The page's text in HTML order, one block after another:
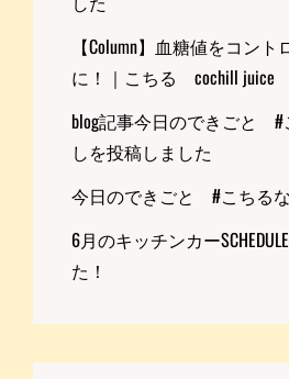
【Column】血糖値をコン
に！｜こちる cochill juice
blog記事今日のできごと #
しを投稿しました
今日のできごと #こちる
6月のキッチンカー
た！